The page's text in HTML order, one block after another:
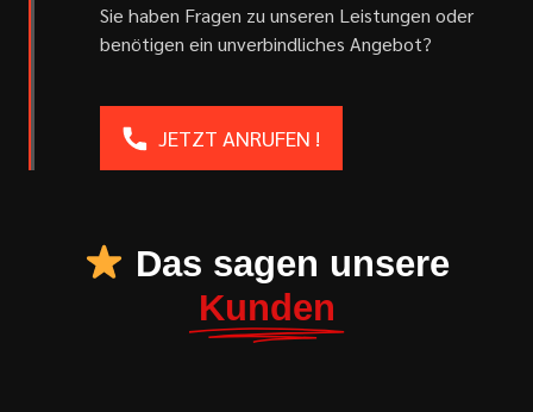
Sie haben Fragen zu unseren Leistungen oder
benötigen ein unverbindliches Angebot?
JETZT ANRUFEN !
Das sagen unsere
Kunden